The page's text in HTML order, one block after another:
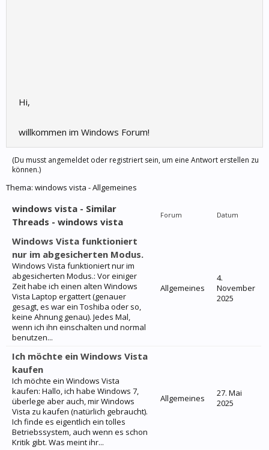
Hi,
willkommen im Windows Forum!
(Du musst angemeldet oder registriert sein, um eine Antwort erstellen zu
können.)
Thema: windows vista - Allgemeines
windows vista - Similar
Threads - windows vista
Forum Datum
Windows Vista funktioniert
nur im abgesicherten Modus.
Windows Vista funktioniert nur im
abgesicherten Modus.: Vor einiger
Zeit habe ich einen alten Windows
Vista Laptop ergattert (genauer
gesagt, es war ein Toshiba oder so,
keine Ahnung genau). Jedes Mal,
wenn ich ihn einschalten und normal
benutzen...
Allgemeines
4.
November
2025
Ich möchte ein Windows Vista
kaufen
Ich möchte ein Windows Vista
kaufen: Hallo, ich habe Windows 7,
überlege aber auch, mir Windows
Vista zu kaufen (natürlich gebraucht).
Ich finde es eigentlich ein tolles
Betriebssystem, auch wenn es schon
Kritik gibt. Was meint ihr...
Allgemeines
27. Mai
2025